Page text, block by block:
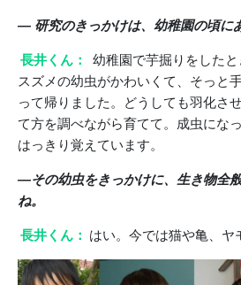
― 研究のきっかけは、幼稚園の頃に
長井くん：
幼稚園で芋掘りをした
スズメの幼虫がかわいくて、そっと
って帰りました。どうしても羽化さ
て方を調べながら育てて。成虫にな
はっきり覚えています。
―その幼虫をきっかけに、生き物全
ね。
長井くん： はい。今では猫や亀、ヤ